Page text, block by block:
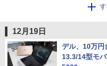
2013
12月19日
デル、10万円
13.3/14型モ